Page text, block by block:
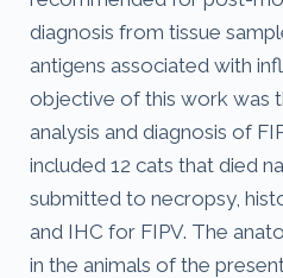
diagnosis from tissue
antigens associated with
objective of this work was
analysis and diagnosis of
included 12 cats that died
submitted to necropsy,
and IHC for FIPV. The
in the animals of the